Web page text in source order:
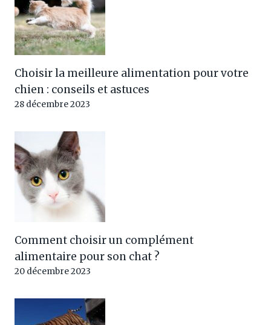
Choisir la meilleure alimentation pour votre
chien : conseils et astuces
28 décembre 2023
Comment choisir un complément
alimentaire pour son chat ?
20 décembre 2023